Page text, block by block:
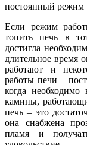
постоянный режим
Если режим
топить печь в
достигла
длительное время
работают и
работы печи –
когда необходимо
камины,
печь – это
она снабжена
пламя и